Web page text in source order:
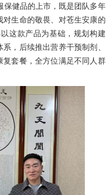
保健品的上市，既是团队多年
生命的敬畏、对苍生安康的
这款产品为基础，规划构建
，后续推出营养干预制剂、
套餐，全方位满足不同人群